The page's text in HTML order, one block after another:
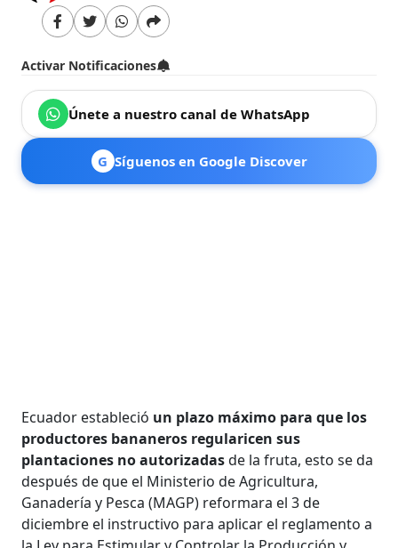
Activar Notificaciones
Únete a nuestro canal de WhatsApp
G Síguenos en Google Discover
Ecuador estableció un plazo máximo para que los
productores bananeros regularicen sus
plantaciones no autorizadasde la fruta, esto se da
después de que el Ministerio de Agricultura,
Ganadería y Pesca (MAGP) reformara el 3 de
diciembre el instructivo para aplicar el reglamento a